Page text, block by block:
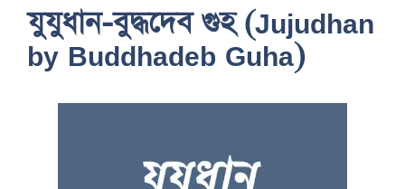
যুযুধান-বুদ্ধদেব গুহ (Jujudhan
by Buddhadeb Guha)